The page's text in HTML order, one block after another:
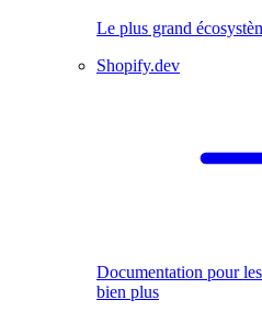
Le plus grand
Shopify.dev
Documentation pour
bien plus